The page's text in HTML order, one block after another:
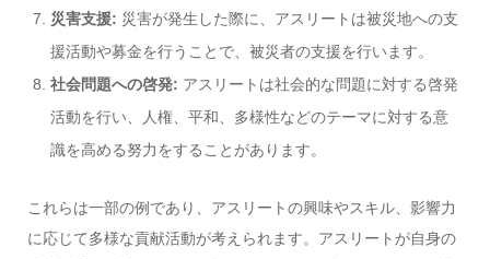
災害支援: 災害が発生した際に、アスリートは被災地への支
援活動や募金を行うことで、被災者の支援を行います。
社会問題への啓発: アスリートは社会的な問題に対する啓発
活動を行い、人権、平和、多様性などのテーマに対する意
識を高める努力をすることがあります。
これらは一部の例であり、アスリートの興味やスキル、影響力
に応じて多様な貢献活動が考えられます。アスリートが自身の